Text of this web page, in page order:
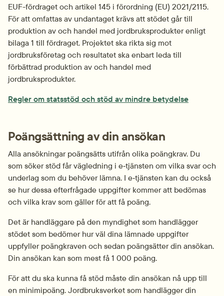
EUF-fördraget och artikel 145 i förordning (EU) 2021/2115.
För att omfattas av undantaget krävs att stödet går till
produktion av och handel med jordbruksprodukter enligt
bilaga 1 till fördraget. Projektet ska rikta sig mot
jordbruksföretag och resultatet ska enbart leda till
förbättrad produktion av och handel med
jordbruksprodukter.
Regler om statsstöd och stöd av mindre betydelse
Poängsättning av din ansökan
Alla ansökningar poängsätts utifrån olika poängkrav. Du
som söker stöd får vägledning i e‑tjänsten om vilka svar och
underlag som du behöver lämna. I e‑tjänsten kan du också
se hur dessa efterfrågade uppgifter kommer att bedömas
och vilka krav som gäller för att få poäng.
Det är handläggare på den myndighet som handlägger
stödet som bedömer hur väl dina lämnade uppgifter
uppfyller poängkraven och sedan poängsätter din ansökan.
Din ansökan kan som mest få 1 000 poäng.
För att du ska kunna få stöd måste din ansökan nå upp till
en minimipoäng. Jordbruksverket som handlägger din